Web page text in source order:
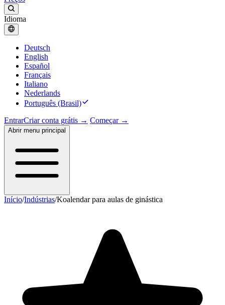
Idioma
Deutsch
English
Español
Français
Italiano
Nederlands
Português (Brasil)
EntrarCriar conta grátis → Começar →
Abrir menu principal
Início/Indústrias/Koalendar para aulas de ginástica